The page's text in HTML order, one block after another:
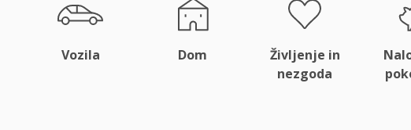
Vozila Dom
Življenje in
nezgoda